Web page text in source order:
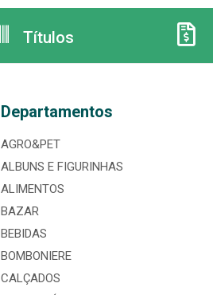
Títulos
Departamentos
AGRO&PET
ALBUNS E FIGURINHAS
ALIMENTOS
BAZAR
BEBIDAS
BOMBONIERE
CALÇADOS